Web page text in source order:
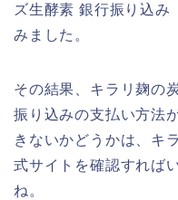
ズ生酵素 銀行振り込
みました。
その結果、キラリ麹の
振り込みの支払い方法
きないかどうかは、キ
式サイトを確認すれば
ね。